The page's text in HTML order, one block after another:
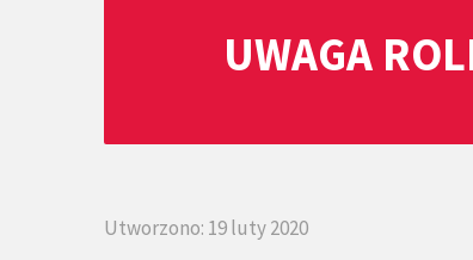
UWAGA
Utworzono: 19 luty 2020